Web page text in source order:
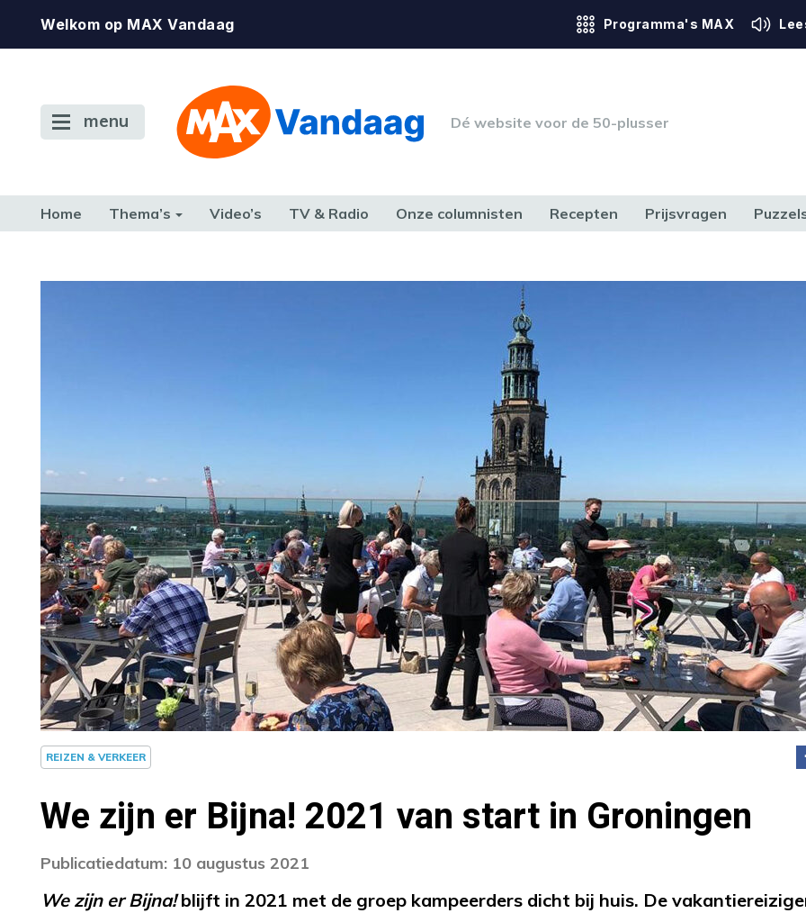
Welkom op MAX Vandaag Programma's MAX
menu Dé website voor de 50-plusser
Home Thema’s Video’s TV & Radio Onze columnisten Recepten Prijsvragen
REIZEN & VERKEER
We zijn er Bijna! 2021 van start in Groningen
Publicatiedatum: 10 augustus 2021
We zijn er Bijna!blijft in 2021 met de groep kampeerders dicht bij huis. De